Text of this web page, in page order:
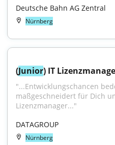
Deutsche Bahn AG Zentral
Nürnberg
(Junior) IT
"...Entwicklungschancen
maßgeschneidert für Dich
Lizenzmanager..."
DATAGROUP
Nürnberg